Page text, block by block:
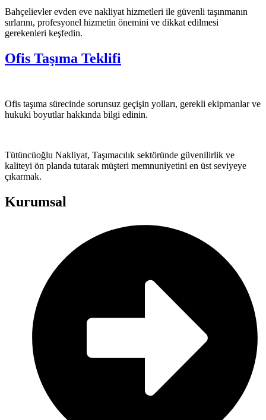
Bahçelievler evden eve nakliyat hizmetleri ile güvenli taşınmanın
sırlarını, profesyonel hizmetin önemini ve dikkat edilmesi
gerekenleri keşfedin.
Ofis Taşıma Teklifi
Ofis taşıma sürecinde sorunsuz geçişin yolları, gerekli ekipmanlar ve
hukuki boyutlar hakkında bilgi edinin.
Tütüncüoğlu Nakliyat, Taşımacılık sektöründe güvenilirlik ve
kaliteyi ön planda tutarak müşteri memnuniyetini en üst seviyeye
çıkarmak.
Kurumsal